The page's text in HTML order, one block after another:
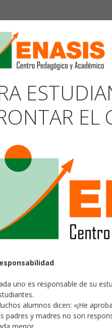
EL
uno es responsable de su
alumnos dicen: «¡He
padres y madres no son